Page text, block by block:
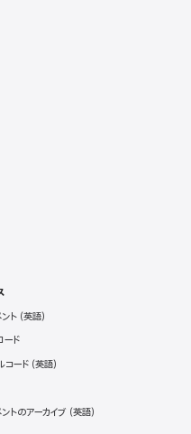
ント
ード
コード
ントのアーカイブ